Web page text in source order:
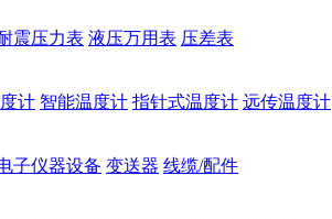
震压力表 液压万用表 压差表
计 智能温度计 指针式温度计 远传温度计
子仪器设备 变送器 线缆/配件